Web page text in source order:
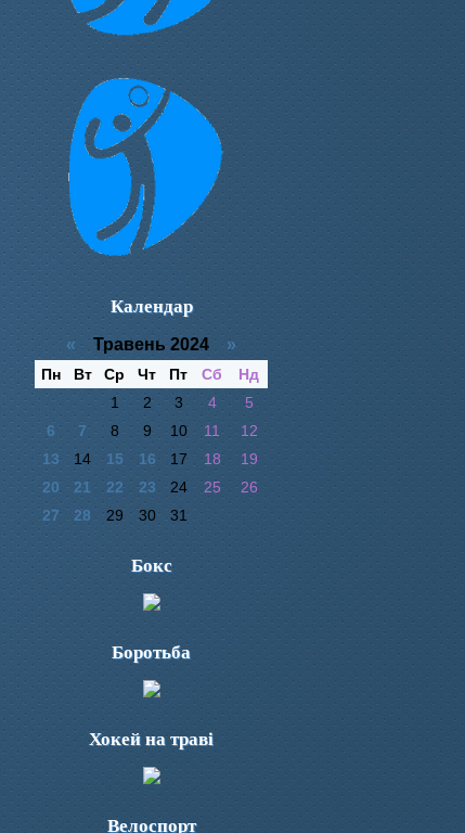
Календар
« Травень 2024 »
Пн Вт Ср Чт Пт Сб
Нд
1
2 3 4
5
6
7 8 9 10 11
12
13
14 15 16 17 18
19
20
21 22 23 24 25
26
27
28 29 30 31
Бокс
Боротьба
Хокей на траві
Велоспорт